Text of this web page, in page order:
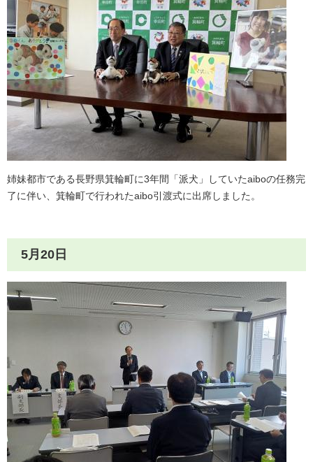
姉妹都市である長野県箕輪町に3年間「派犬」していたaiboの任務完
了に伴い、箕輪町で行われたaibo引渡式に出席しました。
5月20日